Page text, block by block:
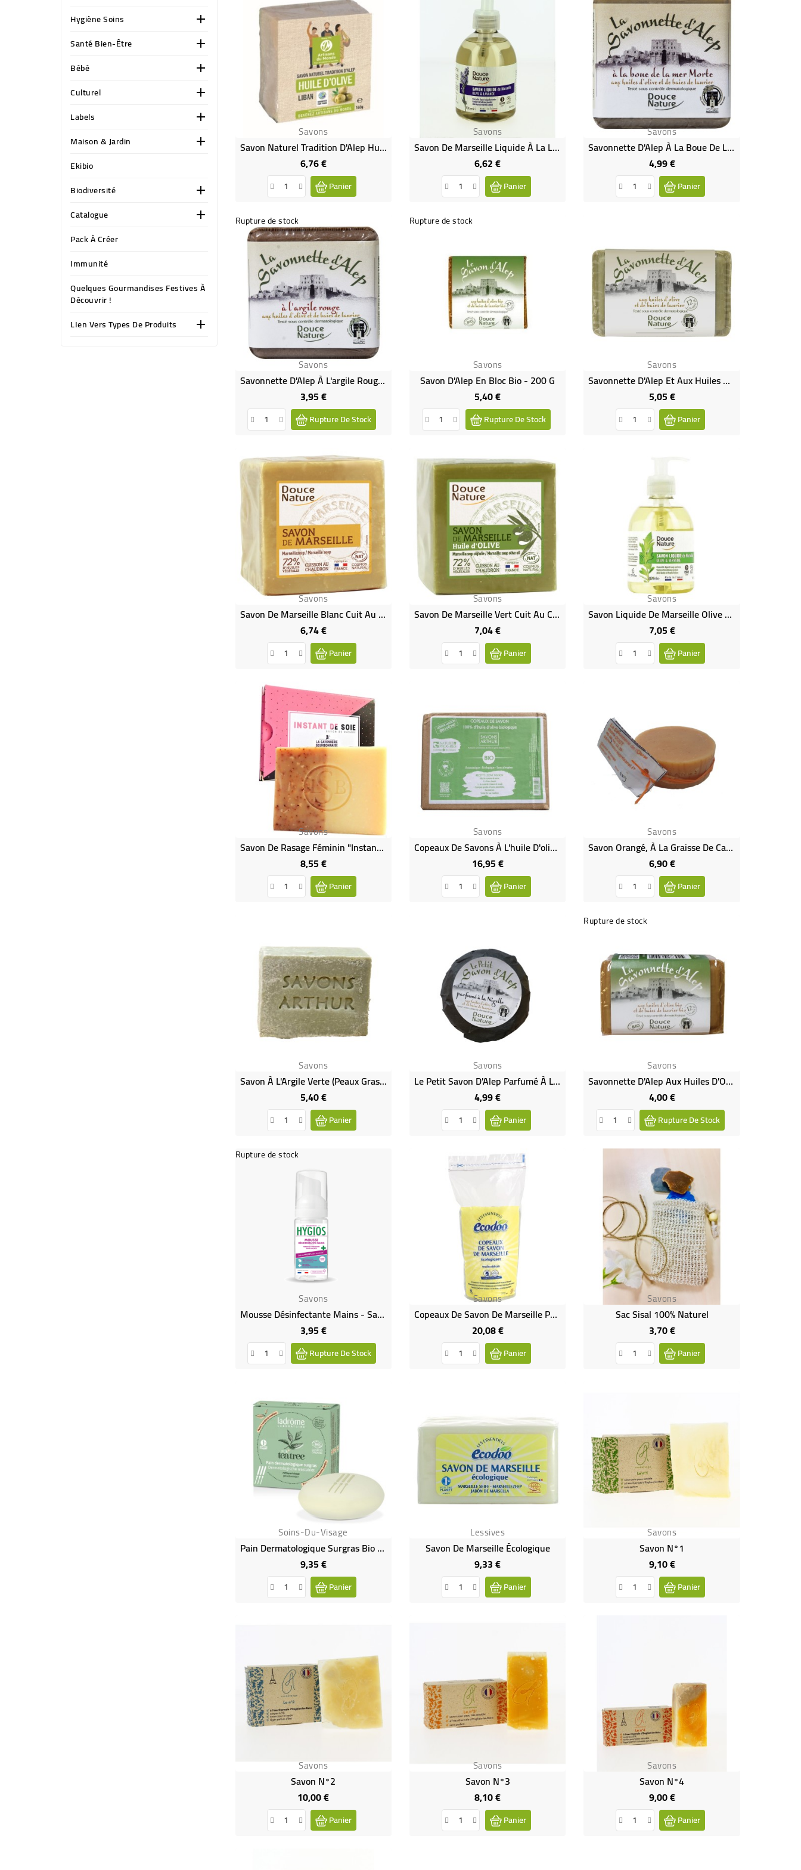
Hygiène Soins 
Santé Bien-Être 
Bébé 
Culturel 
Labels 
Maison & Jardin 
Ekibio
Biodiversité

Catalogue 
Pack À Créer
Immunité
Quelques Gourmandises Festives À
Découvrir !
LIen Vers Types De Produits

Savons
Savon Naturel Tradition D'Alep Huile D'olive
6,76 €Prix
Panier
Savons
Savon De Marseille Liquide À La Lavande Bio
6,62 €Prix
Panier
Savons
Savonnette D'Alep À La Boue De La Mer Morte Et Aux Huiles D'olive Et De Baies De Laurier
4,99 €Prix
Panier
Rupture de stock
Savons
Savonnette D'Alep À L'argile Rouge Et Aux Huiles D'olive Et De Baies De Laurier
3,95 €Prix
Rupture De Stock
Rupture de stock
Savons
Savon D'Alep En Bloc Bio - 200 G
5,40 €Prix
Rupture De Stock
Savons
Savonnette D'Alep Et Aux Huiles D'olive Et De Baies De Laurier 12%
5,05 €Prix
Panier
Savons
Savon De Marseille Blanc Cuit Au Chaudron
6,74 €Prix
Panier
Savons
Savon De Marseille Vert Cuit Au Chaudron
7,04 €Prix
Panier
Savons
Savon Liquide De Marseille Olive Et Verveine Bio
7,05 €Prix
Panier
Savons
Savon De Rasage Féminin "Instant De Soie" Bio
8,55 €Prix
Panier
Savons
Copeaux De Savons À L'huile D'olive Bio - Nature & Progres
16,95 €Prix
Panier
Savons
Savon Orangé, À La Graisse De Canard
6,90 €Prix
Panier
Savons
Savon À L'Argile Verte (peaux Grasses) Bio - Nature & Progrès
5,40 €Prix
Panier
Savons
Le Petit Savon D'Alep Parfumé À L'Huile De Nigelle Bio
4,99 €Prix
Panier
Rupture de stock
Savons
Savonnette D'Alep Aux Huiles D'Olive Et Baies De Laurier BIO 12%
4,00 €Prix
Rupture De Stock
Rupture de stock
Savons
Mousse Désinfectante Mains - Sans Alcool - Hydratante - Sans Rinçage
3,95 €Prix
Rupture De Stock
Savons
Copeaux De Savon De Marseille Pour Un Lavage À La Main Écologique
20,08 €Prix
Panier
Savons
Sac Sisal 100% Naturel
3,70 €Prix
Panier
Soins-Du-Visage
Pain Dermatologique Surgras Bio PUR TEA TREE
9,35 €Prix
Panier
Lessives
Savon De Marseille Écologique
9,33 €Prix
Panier
Savons
Savon N°1
9,10 €Prix
Panier
Savons
Savon N°2
10,00 €Prix
Panier
Savons
Savon N°3
8,10 €Prix
Panier
Savons
Savon N°4
9,00 €Prix
Panier